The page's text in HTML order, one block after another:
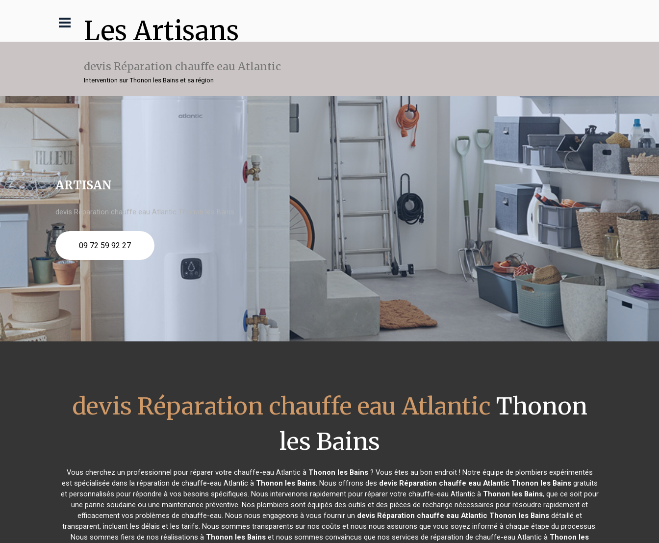
Les Artisans
devis Réparation chauffe eau Atlantic
Intervention sur Thonon les Bains et sa région
ARTISAN
devis Réparation chauffe eau Atlantic Thonon les Bains
09 72 59 92 27
devis Réparation chauffe eau Atlantic Thonon
les Bains
Vous cherchez un professionnel pour réparer votre chauffe-eau Atlantic à Thonon les Bains? Vous êtes au bon endroit ! Notre équipe de plombiers expérimentés
est spécialisée dans la réparation de chauffe-eau Atlantic à Thonon les Bains. Nous offrons des devis Réparation chauffe eau Atlantic Thonon les Bainsgratuits
et personnalisés pour répondre à vos besoins spécifiques. Nous intervenons rapidement pour réparer votre chauffe-eau Atlantic à Thonon les Bains, que ce soit pour
une panne soudaine ou une maintenance préventive. Nos plombiers sont équipés des outils et des pièces de rechange nécessaires pour résoudre rapidement et
efficacement vos problèmes de chauffe-eau. Nous nous engageons à vous fournir un devis Réparation chauffe eau Atlantic Thonon les Bainsdétaillé et
transparent, incluant les délais et les tarifs. Nous sommes transparents sur nos coûts et nous nous assurons que vous soyez informé à chaque étape du processus.
Nous sommes fiers de nos réalisations à Thonon les Bainset nous sommes convaincus que nos services de réparation de chauffe-eau Atlantic à Thonon les